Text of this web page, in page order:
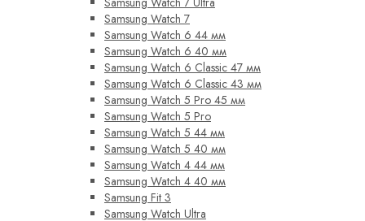
Samsung Watch 7
Samsung Watch 6 44 мм
Samsung Watch 6 40 мм
Samsung Watch 6 Classic 47 мм
Samsung Watch 6 Classic 43 мм
Samsung Watch 5 Pro 45 мм
Samsung Watch 5 Pro
Samsung Watch 5 44 мм
Samsung Watch 5 40 мм
Samsung Watch 4 44 мм
Samsung Watch 4 40 мм
Samsung Fit 3
Samsung Watch Ultra